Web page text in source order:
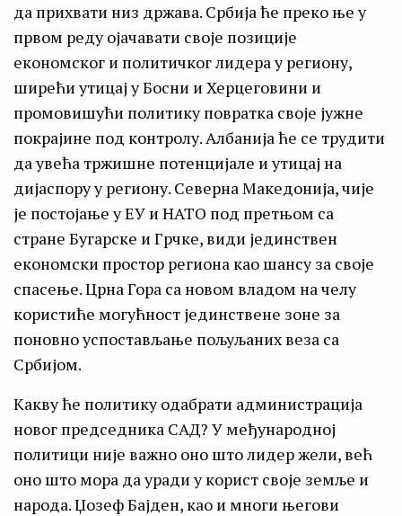
да прихвати низ држава. Србија ће преко ње у
првом реду ојачавати своје позиције
економског и политичког лидера у региону,
ширећи утицај у Босни и Херцеговини и
промовишући политику повратка своје јужне
покрајине под контролу. Албанија ће се трудити
да увећа тржишне потенцијале и утицај на
дијаспору у региону. Северна Македонија, чије
је постојање у ЕУ и НАТО под претњом са
стране Бугарске и Грчке, види јединствен
економски простор региона као шансу за своје
спасење. Црна Гора са новом владом на челу
користиће могућност јединствене зоне за
поновно успостављање пољуљаних веза са
Србијом.
Какву ће политику одабрати администрација
новог председника САД? У међународној
политици није важно оно што лидер жели, већ
оно што мора да уради у корист своје земље и
народа. Џозеф Бајден, као и многи његови